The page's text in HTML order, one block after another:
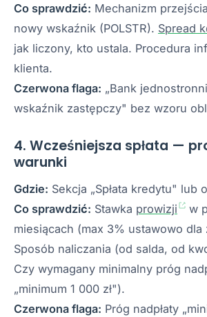
Co sprawdzić: Mechanizm
nowy wskaźnik (POLSTR). Spread
jak liczony, kto ustala. Procedura
klienta.
Czerwona flaga: „Bank
wskaźnik zastępczy" bez wzoru
4. Wcześniejsza spłata —
warunki
Gdzie: Sekcja „Spłata kredytu" lub
Co sprawdzić: Stawka prowizji
w
miesiącach (max 3% ustawowo dla
Sposób naliczania (od salda, od
Czy wymagany minimalny próg
„minimum 1 000 zł").
Czerwona flaga: Próg nadpłaty